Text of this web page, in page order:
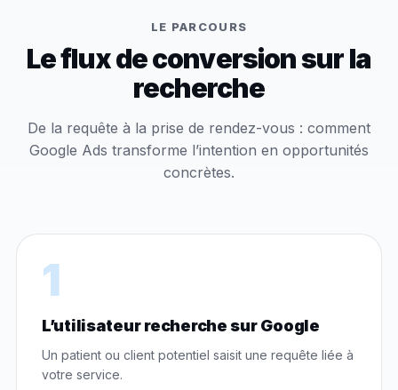
LE PARCOURS
Le flux de conversion sur la
recherche
De la requête à la prise de rendez-vous : comment
Google Ads transforme l’intention en opportunités
concrètes.
1
L’utilisateur recherche sur Google
Un patient ou client potentiel saisit une requête liée à
votre service.